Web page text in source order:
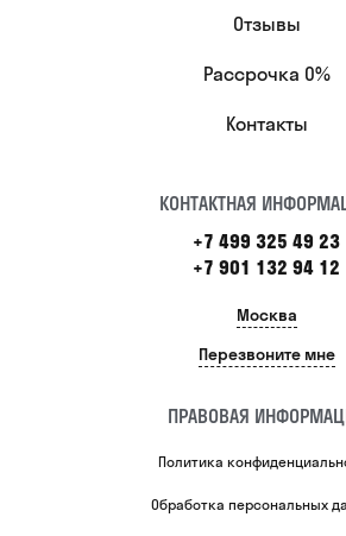
Отзывы
Рассрочка 0%
Контакты
КОНТАКТНАЯ
+7 499 325 49 23
+7 901 132 94 12
Москва
Перезвоните мне
ПРАВОВАЯ
Политика
Обработка персональных